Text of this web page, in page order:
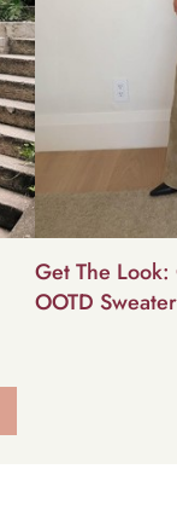
Get The
OOTD